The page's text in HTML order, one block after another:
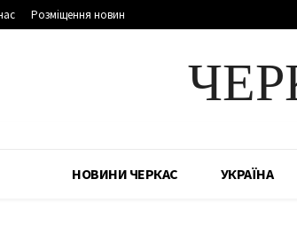
Розміщення новин
НОВИНИ ЧЕРКАС УКРАЇНА